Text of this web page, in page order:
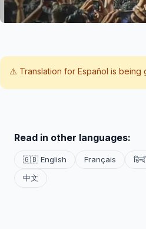
⚠️ Translation for Español is being
Read in other languages:
🇬🇧 English Français
中文